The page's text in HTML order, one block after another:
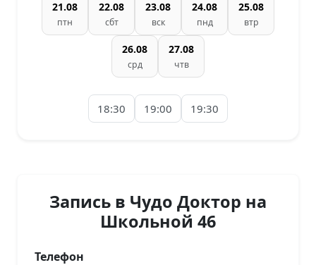
21.08
птн
22.08
сбт
23.08
вск
24.08
пнд
25.08
втр
26.08
срд
27.08
чтв
18:30 19:00 19:30
Запись в Чудо Доктор на
Школьной 46
Телефон